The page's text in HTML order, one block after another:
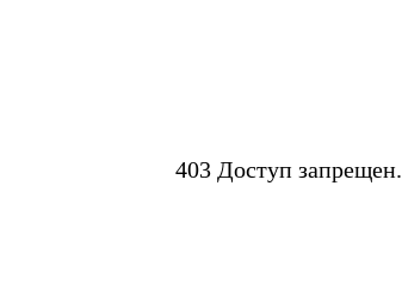
403 Доступ запрещен.